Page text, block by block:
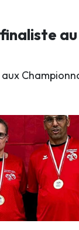
au